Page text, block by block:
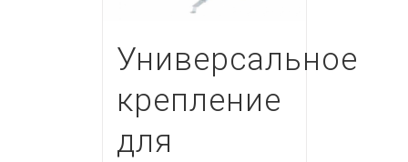
Универсальное
крепление
для